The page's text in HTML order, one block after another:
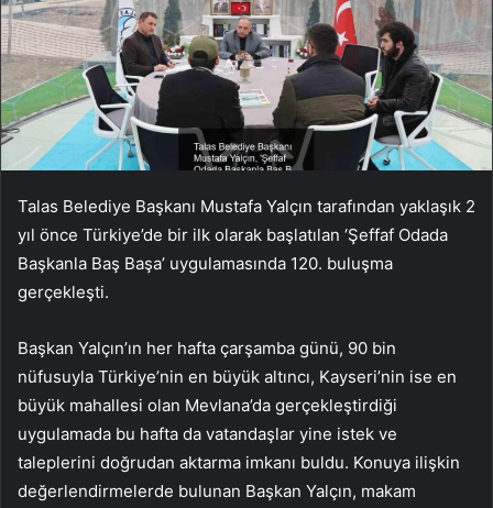
Talas Belediye Başkanı Mustafa Yalçın tarafından yaklaşık 2
yıl önce Türkiye’de bir ilk olarak başlatılan ‘Şeffaf Odada
Başkanla Baş Başa’ uygulamasında 120. buluşma
gerçekleşti.
Başkan Yalçın’ın her hafta çarşamba günü, 90 bin
nüfusuyla Türkiye’nin en büyük altıncı, Kayseri’nin ise en
büyük mahallesi olan Mevlana’da gerçekleştirdiği
uygulamada bu hafta da vatandaşlar yine istek ve
taleplerini doğrudan aktarma imkanı buldu. Konuya ilişkin
değerlendirmelerde bulunan Başkan Yalçın, makam